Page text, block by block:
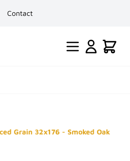
Contact
Cart
Grain 32x176 - Smoked Oak